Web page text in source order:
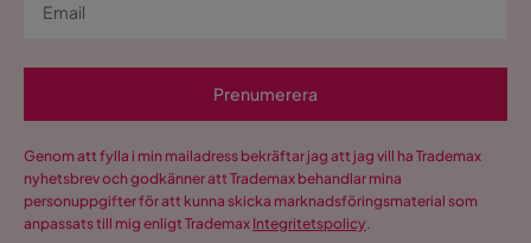
Prenumerera
Genom att fylla i min mailadress bekräftar jag att jag vill ha Trademax
nyhetsbrev och godkänner att Trademax behandlar mina
personuppgifter för att kunna skicka marknadsföringsmaterial som
anpassats till mig enligt Trademax Integritetspolicy.